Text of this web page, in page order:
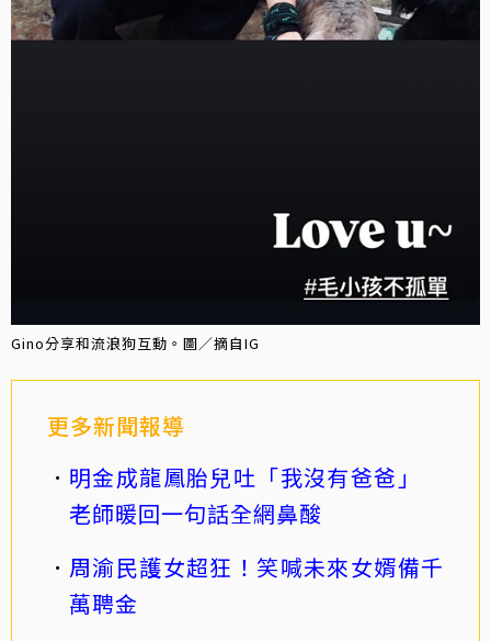
Gino分享和流浪狗互動。圖／摘自IG
更多新聞報導
明金成龍鳳胎兒吐「我沒有爸爸」
老師暖回一句話全網鼻酸
周渝民護女超狂！笑喊未來女婿備千
萬聘金